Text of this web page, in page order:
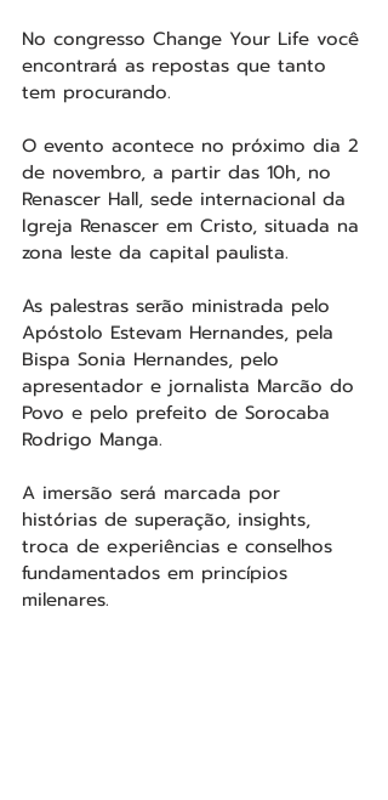
No congresso Change Your Life você
encontrará as repostas que tanto
tem procurando.
O evento acontece no próximo dia 2
de novembro, a partir das 10h, no
Renascer Hall, sede internacional da
Igreja Renascer em Cristo, situada na
zona leste da capital paulista.
As palestras serão ministrada pelo
Apóstolo Estevam Hernandes, pela
Bispa Sonia Hernandes, pelo
apresentador e jornalista Marcão do
Povo e pelo prefeito de Sorocaba
Rodrigo Manga.
A imersão será marcada por
histórias de superação, insights,
troca de experiências e conselhos
fundamentados em princípios
milenares.